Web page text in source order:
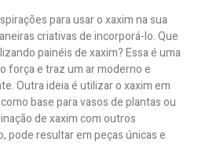
para usar o xaxim na sua
criativas de incorporá-lo. Que
painéis de xaxim? Essa é uma
força e traz um ar moderno e
Outra ideia é utilizar o xaxim em
base para vasos de plantas ou
de xaxim com outros
pode resultar em peças únicas e